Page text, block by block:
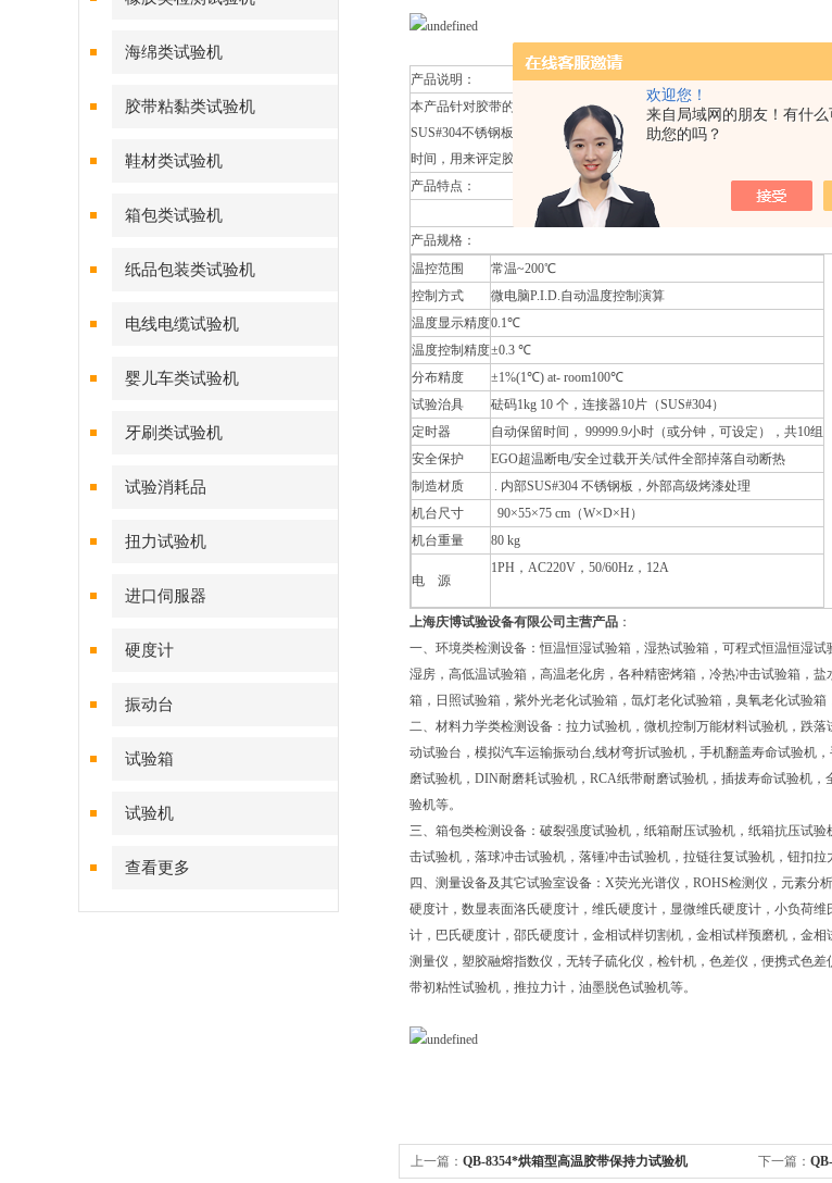
欢迎您！
来自局域网的朋友！有什
助您的吗？
海绵类试验机
胶带粘黏类试验机
鞋材类试验机
箱包类试验机
纸品包装类试验机
电线电缆试验机
婴儿车类试验机
牙刷类试验机
试验消耗品
扭力试验机
进口伺服器
硬度计
振动台
试验箱
试验机
查看更多
产品说明：
本产品针对胶带的粘着力做静态负荷试验，在一定的荷重及温度下自动
SUS#304不锈钢板上，经2kg的标准滚轮以每分钟300mm的速度来回辗
时间，用来评定胶带粘着的持久性。
产品特点：
产品规格：
温控范围
常温~200℃
控制方式
微电脑P.I.D.自动温度控制演算
温度显示精度0.1℃
温度控制精度±0.3 ℃
分布精度
±1%(1℃) at- room100℃
试验治具
砝码1kg 10 个，连接器10片（SUS#304）
定时器
自动保留时间， 99999.9小时（或分钟，可设定），共10组
安全保护
EGO超温断电/安全过载开关/试件全部掉落自动断热
制造材质
. 内部SUS#304 不锈钢板，外部高级烤漆处理
机台尺寸
90×55×75 cm（W×D×H）
机台重量
80 kg
电 源
1PH，AC220V，50/60Hz，12A
上海庆博试验设备有限公司主营产品 ：
一、环境类检测设备：恒温恒湿试验箱，湿热试验箱，可程式恒温恒湿
湿房，高低温试验箱，高温老化房，各种精密烤箱，冷热冲击试验箱，
箱，日照试验箱，紫外光老化试验箱，氙灯老化试验箱，臭氧老化试验箱
二、材料力学类检测设备：拉力试验机，微机控制万能材料试验机，跌
动试验台，模拟汽车运输振动台,线材弯折试验机，手机翻盖寿命试验机
磨试验机，DIN耐磨耗试验机，RCA纸带耐磨试验机，插拔寿命试验机
验机等。
三、箱包类检测设备：破裂强度试验机，纸箱耐压试验机，纸箱抗压试
击试验机，落球冲击试验机，落锤冲击试验机，拉链往复试验机，钮扣
四、测量设备及其它试验室设备：X荧光光谱仪，ROHS检测仪，元素
硬度计，数显表面洛氏硬度计，维氏硬度计，显微维氏硬度计，小负荷
计，巴氏硬度计，邵氏硬度计，金相试样切割机，金相试样预磨机，金
测量仪，塑胶融熔指数仪，无转子硫化仪，检针机，色差仪，便携式色
带初粘性试验机，推拉力计，油墨脱色试验机等。
上一篇： QB-8354*烘箱型高温胶带保持力试验机 下一篇：